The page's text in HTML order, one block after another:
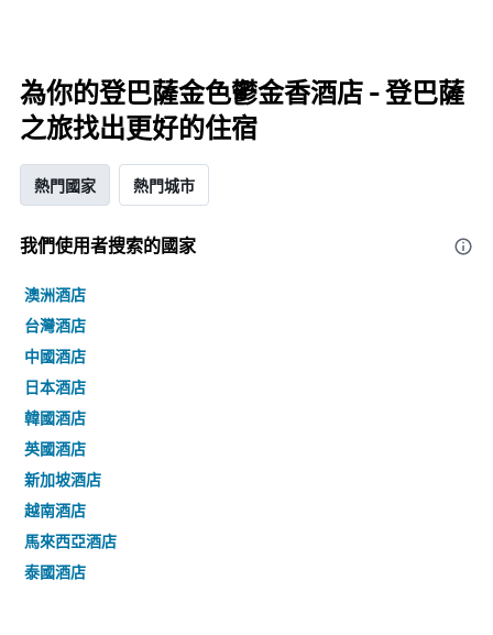
為你的登巴薩金色鬱金香酒店 - 登巴薩
之旅找出更好的住宿
熱門國家 熱門城市
我們使用者搜索的國家
澳洲酒店
台灣酒店
中國酒店
日本酒店
韓國酒店
英國酒店
新加坡酒店
越南酒店
馬來西亞酒店
泰國酒店